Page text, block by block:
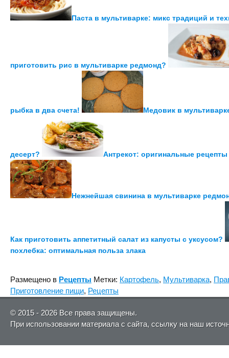
Паста в мультиварке: микс традиций и
приготовить рис в мультиварке редмонд?
рыбка в два счета! Медовик в
десерт? Антрекот: оригинальные
Нежнейшая свинина в мультиварке
Как приготовить аппетитный салат из капусты с уксусом?
похлебка: оптимальная польза злака
Размещено в Рецепты Метки: Картофель, Мультиварка,
Приготовление пищи, Рецепты
© 2015 - 2026 Все права защищены.
При использовании материала с сайта, ссылку на наш